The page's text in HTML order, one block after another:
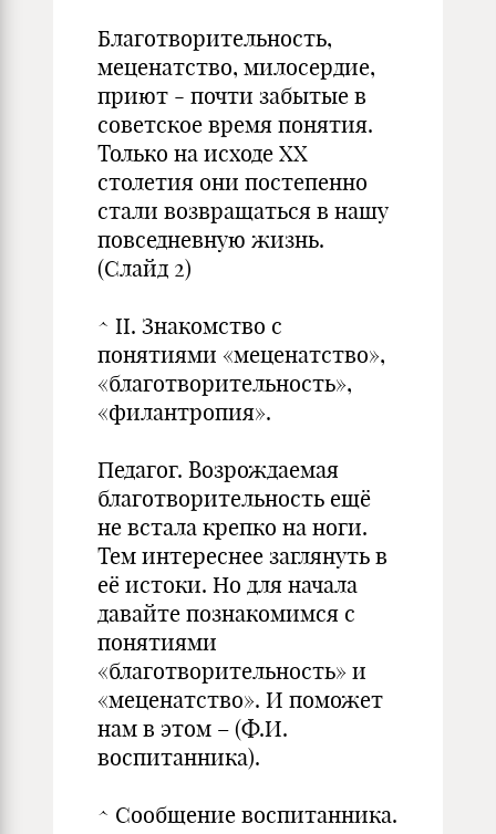
Благотворительность,
меценатство, милосердие,
приют - почти забытые в
советское время понятия.
Только на исходе XX
столетия они постепенно
стали возвращаться в нашу
повседневную жизнь.
(Слайд 2)
^ II. Знакомство с
понятиями «меценатство»,
«благотворительность»,
«филантропия».
Педагог. Возрождаемая
благотворительность ещё
не встала крепко на ноги.
Тем интереснее заглянуть в
её истоки. Но для начала
давайте познакомимся с
понятиями
«благотворительность» и
«меценатство». И поможет
нам в этом – (Ф.И.
воспитанника).
^ Сообщение воспитанника.